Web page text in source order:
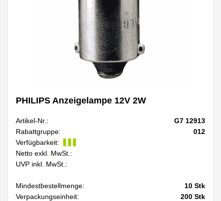
PHILIPS Anzeigelampe 12V 2W
Artikel-Nr.:
G7 12913
Rabattgruppe:
012
Verfügbarkeit:
Netto exkl. MwSt.:
UVP inkl. MwSt.:
Mindestbestellmenge: 10 Stk
Verpackungseinheit:
200 Stk